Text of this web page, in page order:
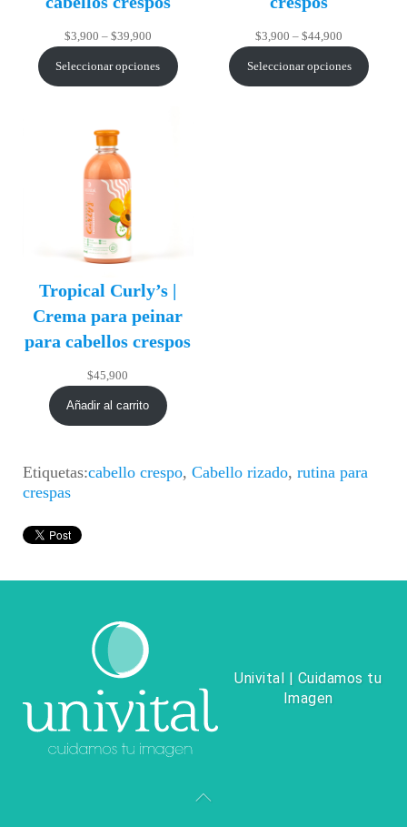
$3,900 – $39,900Rango
precios:
Seleccionar opciones
$3,900 – $44,900
precios:
Seleccionar opciones
Tropical Curly’s |
Crema para peinar
para cabellos crespos
$45,900
Añadir al carrito
Etiquetas:cabello crespo, Cabello rizado, rutina para
crespas
Univital | Cuidamos tu
Imagen